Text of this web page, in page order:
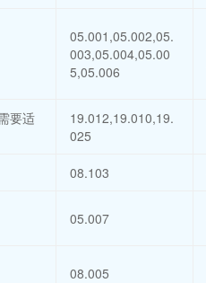
05.001,05.002,05.
003,05.004,05.00
5,05.006
要适
19.012,19.010,19.
025
08.103
05.007
08.005